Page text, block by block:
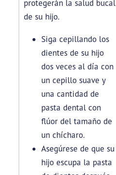
protegerán la salud bucal
de su hijo.
Siga cepillando los
dientes de su hijo
dos veces al día con
un cepillo suave y
una cantidad de
pasta dental con
flúor del tamaño de
un chícharo.
Asegúrese de que su
hijo escupa la pasta